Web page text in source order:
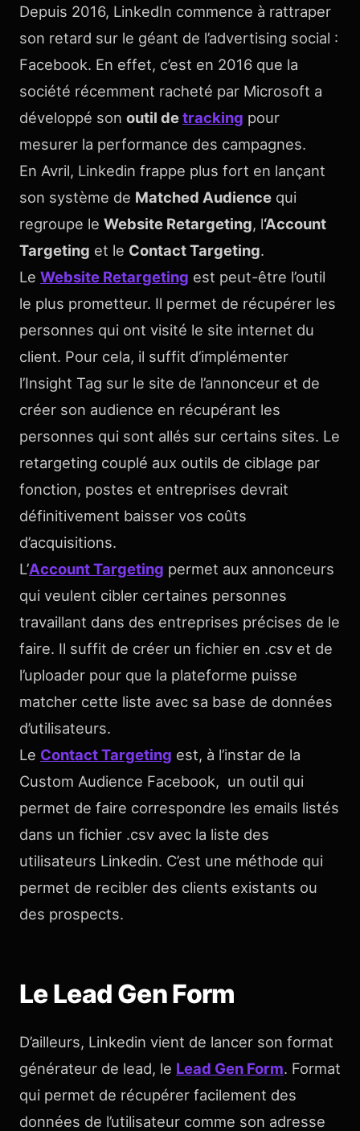
Depuis 2016, LinkedIn commence à rattraper
son retard sur le géant de l’advertising social :
Facebook. En effet, c’est en 2016 que la
société récemment racheté par Microsoft a
développé son outil detracking pour
mesurer la performance des campagnes.
En Avril, Linkedin frappe plus fort en lançant
son système de Matched Audience qui
regroupe le Website Retargeting, l‘Account
Targeting et le Contact Targeting.
Le Website Retargeting est peut-être l’outil
le plus prometteur. Il permet de récupérer les
personnes qui ont visité le site internet du
client. Pour cela, il suffit d’implémenter
l’Insight Tag sur le site de l’annonceur et de
créer son audience en récupérant les
personnes qui sont allés sur certains sites. Le
retargeting couplé aux outils de ciblage par
fonction, postes et entreprises devrait
définitivement baisser vos coûts
d’acquisitions.
L’Account Targeting permet aux annonceurs
qui veulent cibler certaines personnes
travaillant dans des entreprises précises de le
faire. Il suffit de créer un fichier en .csv et de
l’uploader pour que la plateforme puisse
matcher cette liste avec sa base de données
d’utilisateurs.
Le Contact Targeting est, à l’instar de la
Custom Audience Facebook, un outil qui
permet de faire correspondre les emails listés
dans un fichier .csv avec la liste des
utilisateurs Linkedin. C’est une méthode qui
permet de recibler des clients existants ou
des prospects.
Le Lead Gen Form
D’ailleurs, Linkedin vient de lancer son format
générateur de lead, le Lead Gen Form. Format
qui permet de récupérer facilement des
données de l’utilisateur comme son adresse